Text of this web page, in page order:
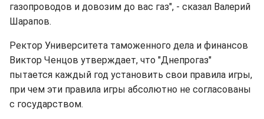
газопроводов и довозим до вас газ", - сказал Валерий
Шарапов.
Ректор Университета таможенного дела и финансов
Виктор Ченцов утверждает, что "Днепрогаз"
пытается каждый год установить свои правила игры,
при чем эти правила игры абсолютно не согласованы
с государством.